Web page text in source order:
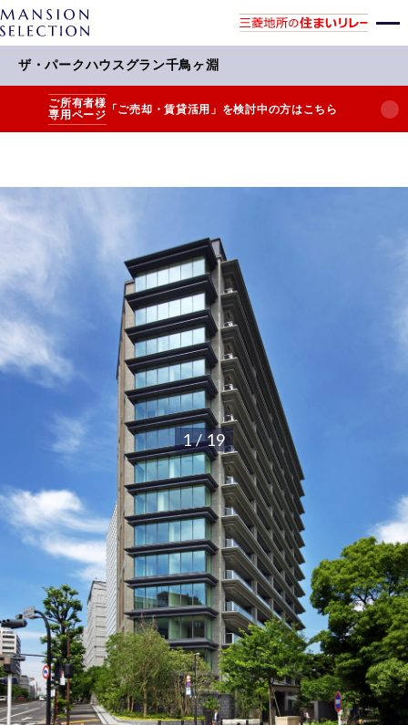
ザ・パークハウスグラン千鳥ヶ淵
ご所有者様
専用ページ 「ご売却・賃貸活用」を検討中の方はこちら
1 / 19